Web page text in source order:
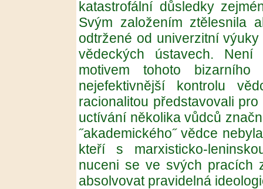
katastrofální důsledky
Svým založením ztělesnila
odtržené od univerzitní
vědeckých ústavech.
motivem tohoto
nejefektivnější kontrolu
racionalitou představovali
uctívání několika vůdců
˝akademického˝ vědce
kteří s marxisticko-
nuceni se ve svých pracích
absolvovat pravidelná